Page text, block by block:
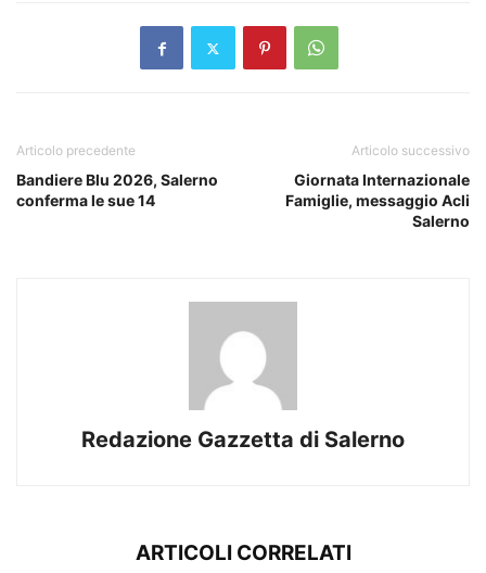
Articolo precedente
Bandiere Blu 2026, Salerno
conferma le sue 14
Articolo successivo
Giornata Internazionale
Famiglie, messaggio Acli
Salerno
Redazione Gazzetta di Salerno
ARTICOLI CORRELATI